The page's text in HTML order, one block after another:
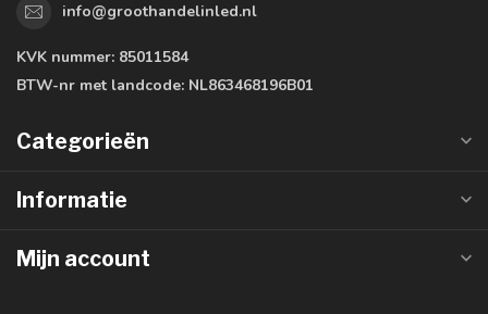
info@groothandelinled.nl
KVK nummer: 85011584
BTW-nr met landcode: NL863468196B01
Categorieën
Informatie
Mijn account